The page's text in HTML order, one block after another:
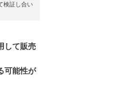
検証し合い
して販売
可能性が